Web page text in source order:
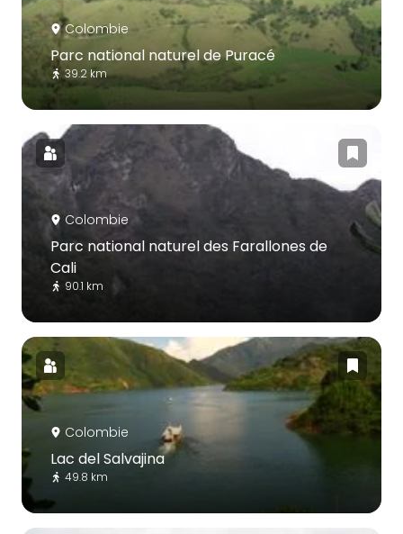
Colombie
Parc national naturel de Puracé
39.2 km
Colombie
Parc national naturel des Farallones de
Cali
90.1 km
Colombie
Lac del Salvajina
49.8 km